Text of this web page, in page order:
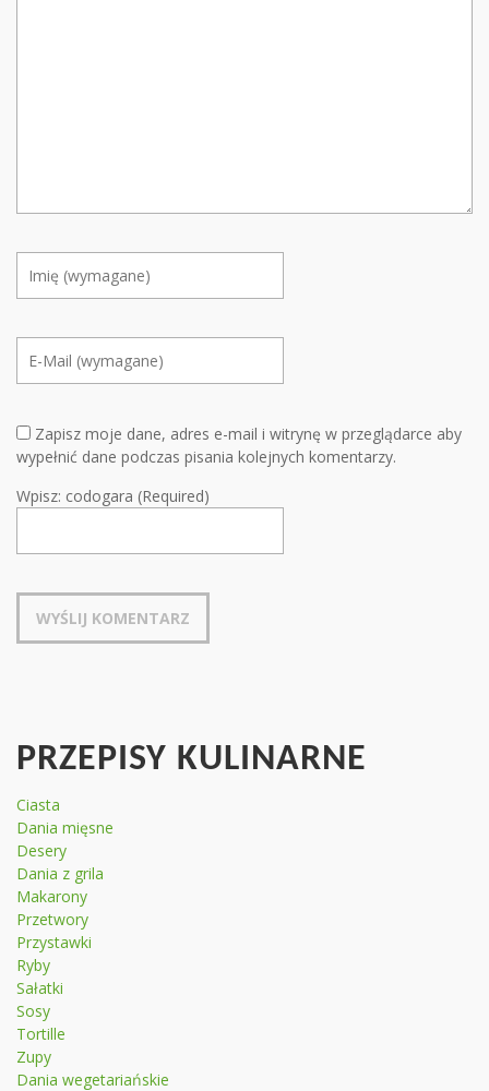
Zapisz moje dane, adres e-mail i witrynę w przeglądarce aby
wypełnić dane podczas pisania kolejnych komentarzy.
Wpisz: codogara (Required)
PRZEPISY KULINARNE
Ciasta
Dania mięsne
Desery
Dania z grila
Makarony
Przetwory
Przystawki
Ryby
Sałatki
Sosy
Tortille
Zupy
Dania wegetariańskie